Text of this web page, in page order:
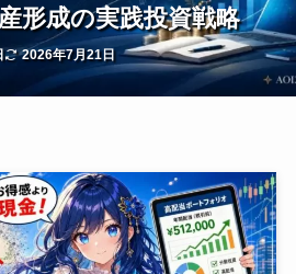
形成の実践投資戦略
2026年7月21日